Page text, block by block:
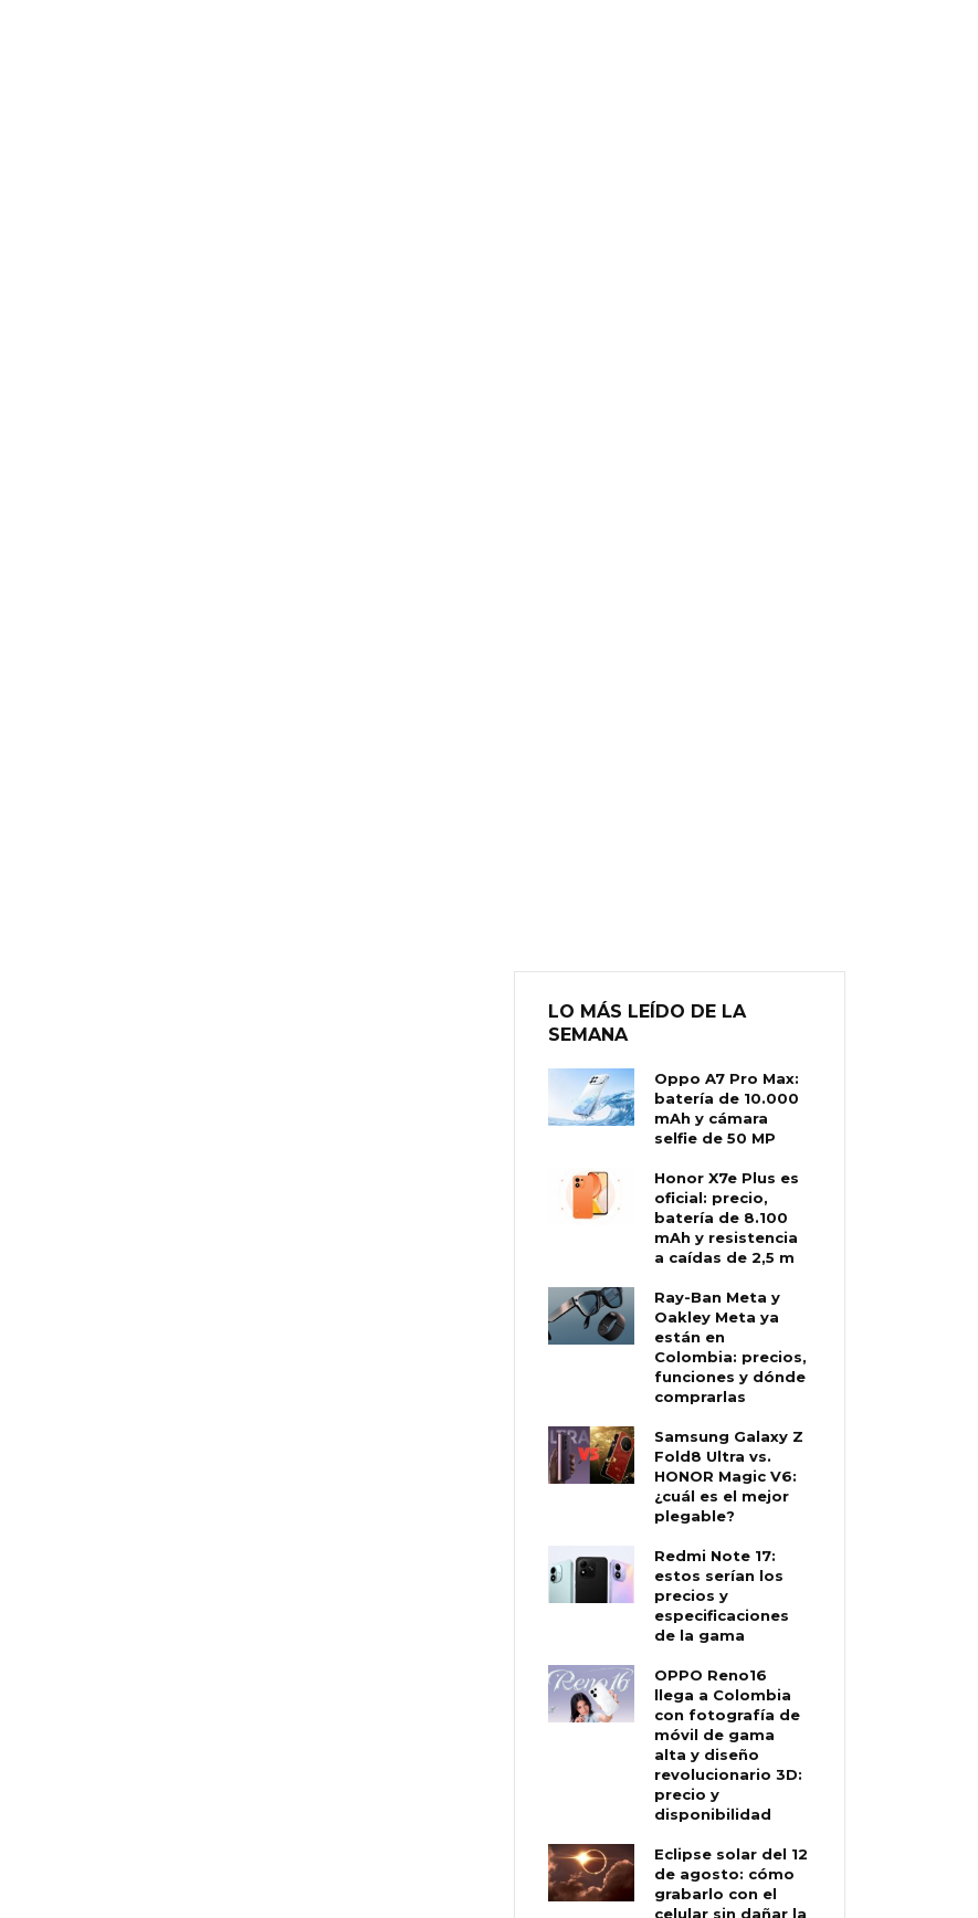
LO MÁS LEÍDO DE LA
SEMANA
Oppo A7 Pro Max:
batería de 10.000
mAh y cámara
selfie de 50 MP
Honor X7e Plus es
oficial: precio,
batería de 8.100
mAh y resistencia
a caídas de 2,5 m
Ray-Ban Meta y
Oakley Meta ya
están en
Colombia: precios,
funciones y dónde
comprarlas
Samsung Galaxy Z
Fold8 Ultra vs.
HONOR Magic V6:
¿cuál es el mejor
plegable?
Redmi Note 17:
estos serían los
precios y
especificaciones
de la gama
OPPO Reno16
llega a Colombia
con fotografía de
móvil de gama
alta y diseño
revolucionario 3D:
precio y
disponibilidad
Eclipse solar del 12
de agosto: cómo
grabarlo con el
celular sin dañar la